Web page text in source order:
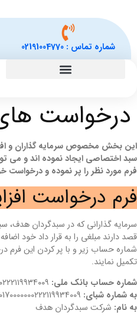
شماره تماس :02191004770
درخواست
این بخش مخصوص سرمایه گذاران و
سبد اختصاصی ایجاد نموده اند و می
فرم مورد نظر را پر نموده و درخواست
فرم درخواست
سرمایه گذارانی که در سبدگردان هدف،
قصد دارند مبلغی را به قرار داد خود اضافه
شماره حساب زیر و با پر کردن این فرم
تکمیل نمایند.
شماره حساب بانک ملی:
به شماره شبای:
به نام: شرکت سبدگردان هدف